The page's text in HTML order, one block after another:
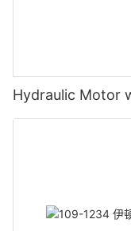
Hydraulic Motor